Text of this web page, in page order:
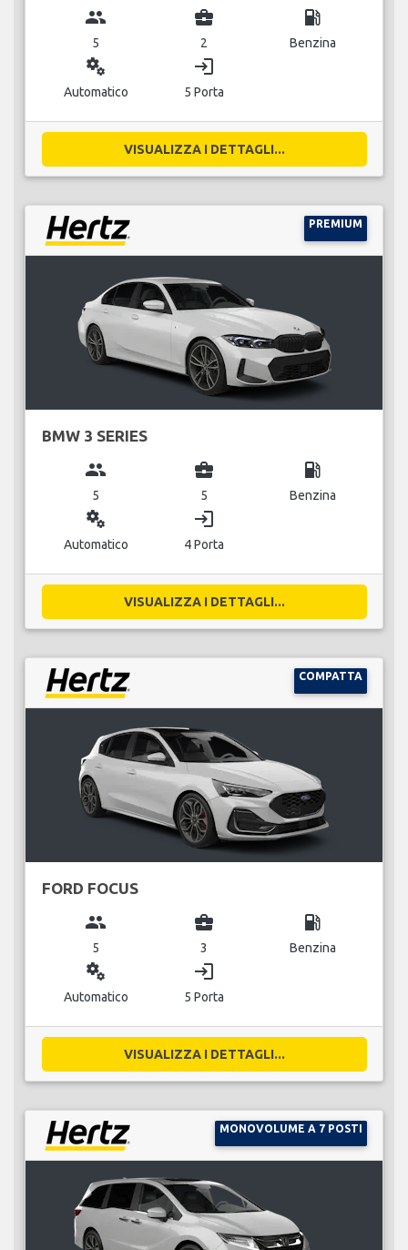
group
5
business_center
2
local_gas_station
Benzina
miscellaneous_services
Automatico
login
5 Porta
VISUALIZZA I DETTAGLI...
PREMIUM
BMW 3 SERIES
group
5
business_center
5
local_gas_station
Benzina
miscellaneous_services
Automatico
login
4 Porta
VISUALIZZA I DETTAGLI...
COMPATTA
FORD FOCUS
group
5
business_center
3
local_gas_station
Benzina
miscellaneous_services
Automatico
login
5 Porta
VISUALIZZA I DETTAGLI...
MONOVOLUME A 7 POSTI